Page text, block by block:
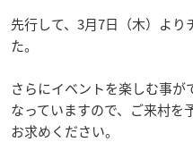
先行して、3月7日（木）よ
た。
さらにイベントを楽しむ事
なっていますので、ご来村を
お求めください。